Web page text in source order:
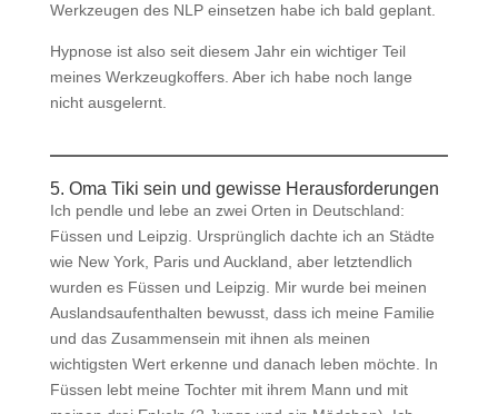
Werkzeugen des NLP einsetzen habe ich bald geplant.
Hypnose ist also seit diesem Jahr ein wichtiger Teil
meines Werkzeugkoffers. Aber ich habe noch lange
nicht ausgelernt.
5. Oma Tiki sein und gewisse Herausforderungen
Ich pendle und lebe an zwei Orten in Deutschland:
Füssen und Leipzig. Ursprünglich dachte ich an Städte
wie New York, Paris und Auckland, aber letztendlich
wurden es Füssen und Leipzig. Mir wurde bei meinen
Auslandsaufenthalten bewusst, dass ich meine Familie
und das Zusammensein mit ihnen als meinen
wichtigsten Wert erkenne und danach leben möchte. In
Füssen lebt meine Tochter mit ihrem Mann und mit